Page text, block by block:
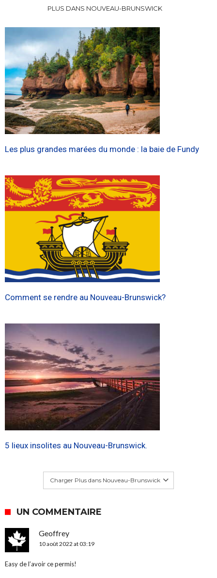
PLUS DANS NOUVEAU-BRUNSWICK
Les plus grandes marées du monde : la baie de Fundy
Comment se rendre au Nouveau-Brunswick?
5 lieux insolites au Nouveau-Brunswick.
Charger Plus dans Nouveau-Brunswick
UN COMMENTAIRE
Geoffrey
10 août 2022 at 03:19
Easy de l’avoir ce permis!